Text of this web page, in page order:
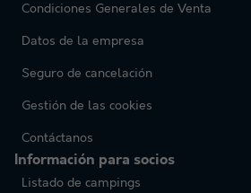
Condiciones Generales de Venta
Datos de la empresa
Seguro de cancelación
Gestión de las cookies
Contáctanos
Información para socios
Listado de campings